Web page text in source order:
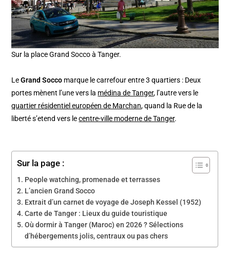
Sur la place Grand Socco à Tanger.
LeGrand Socco marque le carrefour entre 3 quartiers : Deux
portes mènent l’une vers la médina de Tanger, l’autre vers le
quartier résidentiel européen de Marchan, quand la Rue de la
liberté s’etend vers lecentre-ville moderne de Tanger.
Sur la page :
People watching, promenade et terrasses
L’ancien Grand Socco
Extrait d’un carnet de voyage de Joseph Kessel (1952)
Carte de Tanger : Lieux du guide touristique
Où dormir à Tanger (Maroc) en 2026 ? Sélections
d’hébergements jolis, centraux ou pas chers